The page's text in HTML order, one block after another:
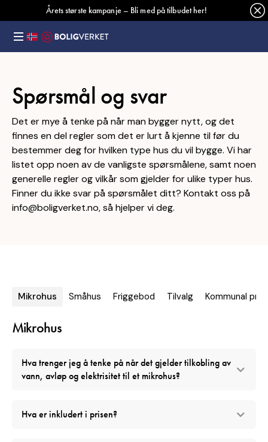
Årets største kampanje – Bli med på tilbudet her!
Spørsmål og svar
Det er mye å tenke på når man bygger nytt, og det
finnes en del regler som det er lurt å kjenne til før du
bestemmer deg for hvilken type hus du vil bygge. Vi har
listet opp noen av de vanligste spørsmålene, samt noen
generelle regler og vilkår som gjelder for ulike typer hus.
Finner du ikke svar på spørsmålet ditt? Kontakt oss på
info@boligverket.no, så hjelper vi deg.
Mikrohus Småhus Friggebod Tilvalg Kommunal
Mikrohus
Hva trenger jeg å tenke på når det gjelder tilkobling av
vann, avløp og elektrisitet til et mikrohus?
Hva er inkludert i prisen?